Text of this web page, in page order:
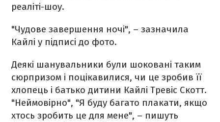
реаліті-шоу.
"Чудове завершення ночі", – зазначила
Кайлі у підписі до фото.
Деякі шанувальники були шоковані таким
сюрпризом і поцікавилися, чи це зробив її
хлопець і батько дитини Кайлі Тревіс Скотт.
"Неймовірно", "Я буду багато плакати, якщо
хтось зробить це для мене", – пишуть